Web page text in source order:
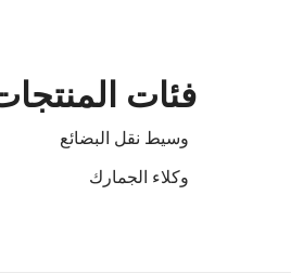
فئات
وسيط نقل البضائع
وكلاء الجمارك